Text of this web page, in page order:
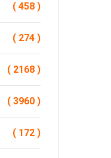
( 458 )
( 274 )
( 2168 )
( 3960 )
( 172 )